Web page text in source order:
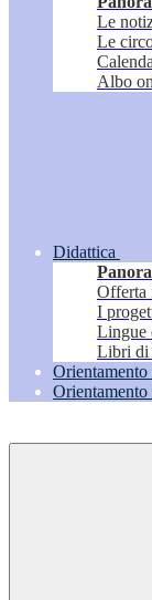
Le
Le
Albo
Didattica
Offerta
I
Lingue
Libri di
Orientamento
Orientamento